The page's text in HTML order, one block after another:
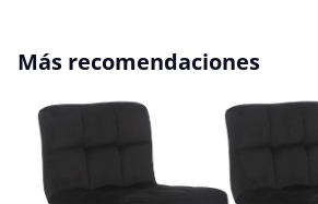
Omitir la galería de productos
Más recomendaciones